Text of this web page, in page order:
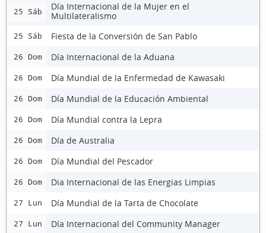
25 Sáb
Día Internacional de la Mujer en el
Multilateralismo
25 Sáb Fiesta de la Conversión de San Pablo
26 Dom Día Internacional de la Aduana
26 Dom Día Mundial de la Enfermedad de Kawasaki
26 Dom Día Mundial de la Educación Ambiental
26 Dom Día Mundial contra la Lepra
26 Dom Día de Australia
26 Dom Día Mundial del Pescador
26 Dom Dia Internacional de las Energias Limpias
27 Lun Día Mundial de la Tarta de Chocolate
27 Lun Día Internacional del Community Manager